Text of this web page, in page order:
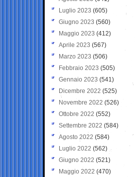
Luglio 2023 (605)
Giugno 2023 (560)
Maggio 2023 (412)
Aprile 2023 (567)
Marzo 2023 (506)
Febbraio 2023 (505)
Gennaio 2023 (541)
Dicembre 2022 (525)
Novembre 2022 (526)
Ottobre 2022 (552)
Settembre 2022 (584)
Agosto 2022 (584)
Luglio 2022 (562)
Giugno 2022 (521)
Maggio 2022 (470)